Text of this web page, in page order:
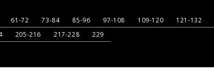
61-72 73-84 85-96 97-108 109-120 121-132
205-216 217-228 229